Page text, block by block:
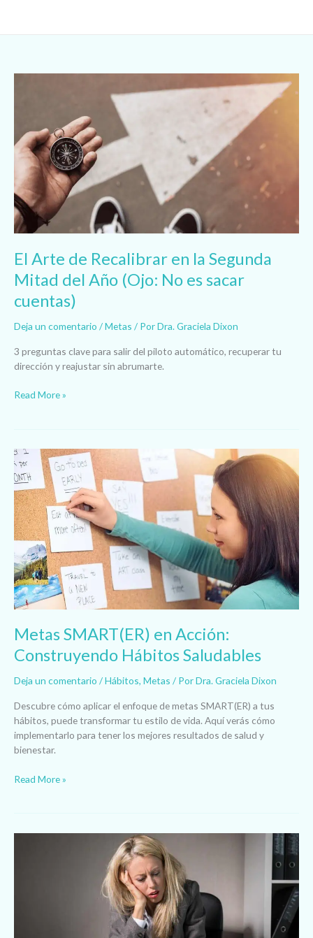
El Arte de Recalibrar en la Segunda
Mitad del Año (Ojo: No es sacar
cuentas)
Deja un comentario /Metas / PorDra. Graciela Dixon
3 preguntas clave para salir del piloto automático, recuperar tu
dirección y reajustar sin abrumarte.
en
la
Segunda
Mitad
del
Año
(Ojo:
es
cuentas)
Read More »
Metas SMART(ER) en Acción:
Construyendo Hábitos Saludables
Deja un comentario /Hábitos, Metas / PorDra. Graciela Dixon
Descubre cómo aplicar el enfoque de metas SMART(ER) a tus
hábitos, puede transformar tu estilo de vida. Aquí verás cómo
implementarlo para tener los mejores resultados de salud y
bienestar.
Metas
SMART(ER)
en
Acción:
Construyendo
Hábitos
Saludables
Read More »